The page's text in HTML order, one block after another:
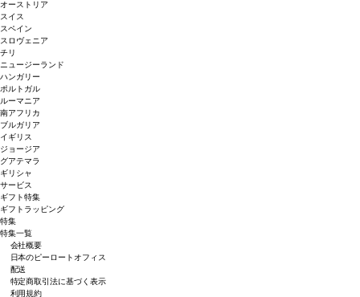
オーストリア
スイス
スペイン
スロヴェニア
チリ
ニュージーランド
ハンガリー
ポルトガル
ルーマニア
南アフリカ
ブルガリア
イギリス
ジョージア
グアテマラ
ギリシャ
サービス
ギフト特集
ギフトラッピング
特集
特集一覧
会社概要
日本のピーロートオフィス
配送
特定商取引法に基づく表示
利用規約